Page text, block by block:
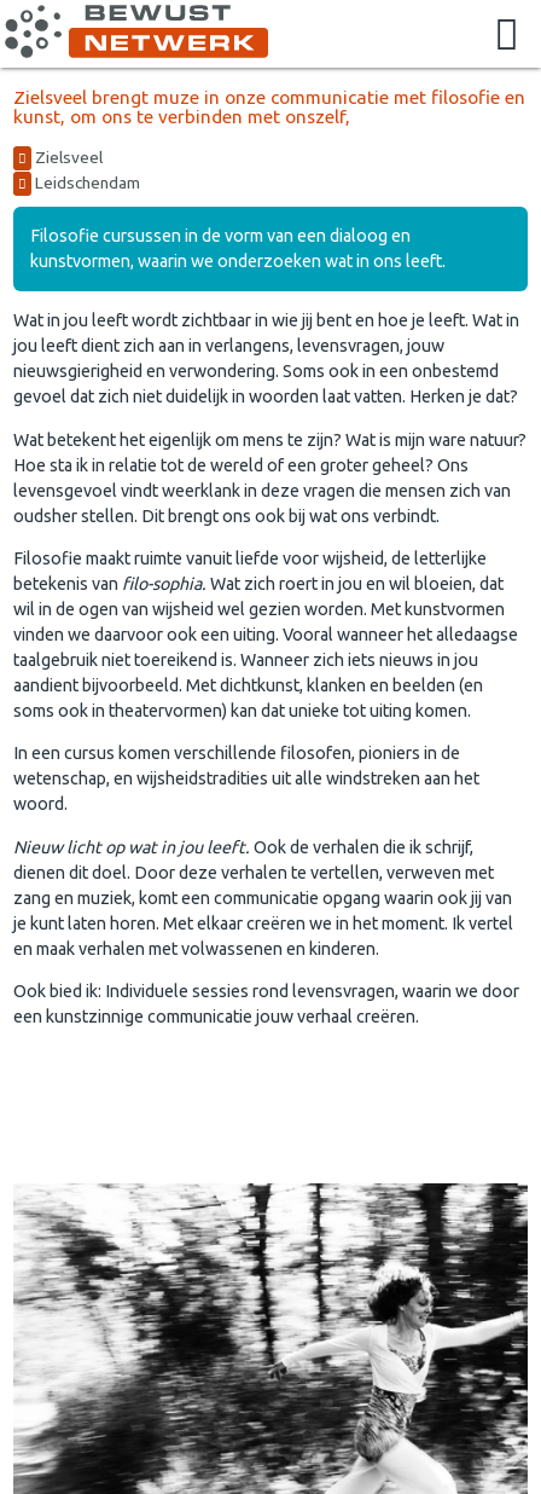
Zielsveel brengt muze in onze communicatie met filosofie en
kunst, om ons te verbinden met onszelf,
Zielsveel
Leidschendam
Filosofie cursussen in de vorm van een dialoog en
kunstvormen, waarin we onderzoeken wat in ons leeft.
Wat in jou leeft wordt zichtbaar in wie jij bent en hoe je leeft. Wat in
jou leeft dient zich aan in verlangens, levensvragen, jouw
nieuwsgierigheid en verwondering. Soms ook in een onbestemd
gevoel dat zich niet duidelijk in woorden laat vatten. Herken je dat?
Wat betekent het eigenlijk om mens te zijn? Wat is mijn ware natuur?
Hoe sta ik in relatie tot de wereld of een groter geheel? Ons
levensgevoel vindt weerklank in deze vragen die mensen zich van
oudsher stellen. Dit brengt ons ook bij wat ons verbindt.
Filosofie maakt ruimte vanuit liefde voor wijsheid, de letterlijke
betekenis van filo-sophia. Wat zich roert in jou en wil bloeien, dat
wil in de ogen van wijsheid wel gezien worden. Met kunstvormen
vinden we daarvoor ook een uiting. Vooral wanneer het alledaagse
taalgebruik niet toereikend is. Wanneer zich iets nieuws in jou
aandient bijvoorbeeld. Met dichtkunst, klanken en beelden (en
soms ook in theatervormen) kan dat unieke tot uiting komen.
In een cursus komen verschillende filosofen, pioniers in de
wetenschap, en wijsheidstradities uit alle windstreken aan het
woord.
Nieuw licht op wat in jou leeft.Ook de verhalen die ik schrijf,
dienen dit doel. Door deze verhalen te vertellen, verweven met
zang en muziek, komt een communicatie opgang waarin ook jij van
je kunt laten horen. Met elkaar creëren we in het moment. Ik vertel
en maak verhalen met volwassenen en kinderen.
Ook bied ik: Individuele sessies rond levensvragen, waarin we door
een kunstzinnige communicatie jouw verhaal creëren.